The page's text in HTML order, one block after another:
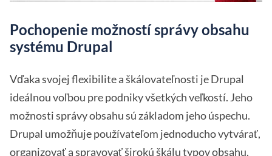
Pochopenie možností správy obsahu
systému Drupal
Vďaka svojej flexibilite a škálovateľnosti je Drupal
ideálnou voľbou pre podniky všetkých veľkostí. Jeho
možnosti správy obsahu sú základom jeho úspechu.
Drupal umožňuje používateľom jednoducho vytvárať,
organizovať a spravovať širokú škálu typov obsahu.